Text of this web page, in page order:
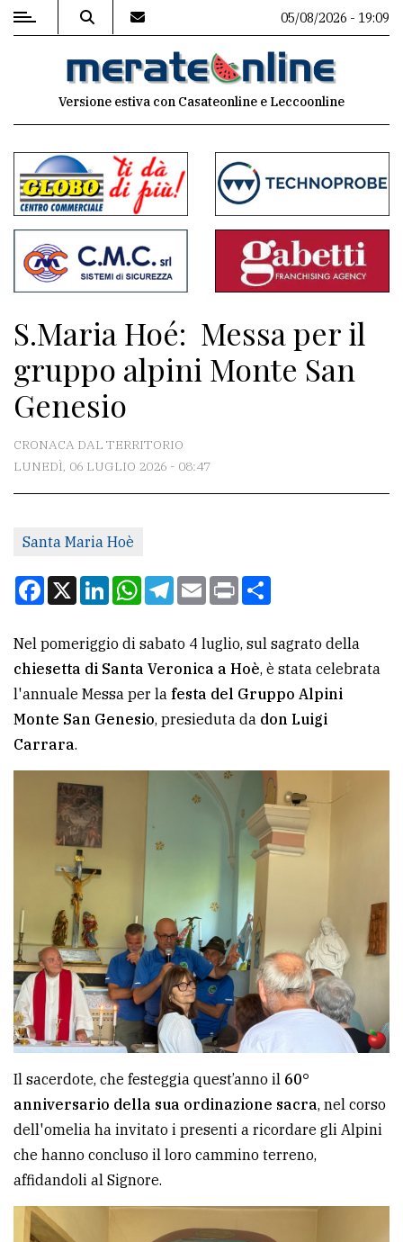
MENU
commenti
Contenuti
del
sito
Associazioni
Meteo
CONTATTI
Scrivici
Per
la
pubblicità
CERCA
Cerca
comune
Ricerca
avanzata
LE
ALTRE
TESTATE
PRIVACY
Privacy
policy
policy
05/08/2026 - 19:09
Versione estiva con Casateonline e Leccoonline
S.Maria Hoé: Messa per il
gruppo alpini Monte San
Genesio
CRONACA DAL TERRITORIO
LUNEDÌ, 06 LUGLIO 2026 - 08:47
Santa Maria Hoè
Facebook
X LinkedInWhatsApp
Telegram
EmailPrint
Nel pomeriggio di sabato 4 luglio, sul sagrato della
chiesetta di Santa Veronica a Hoè, è stata celebrata
l'annuale Messa per la festa del Gruppo Alpini
Monte San Genesio, presieduta da don Luigi
Carrara.
Il sacerdote, che festeggia quest’anno il 60°
anniversario della sua ordinazione sacra, nel corso
dell'omelia ha invitato i presenti a ricordare gli Alpini
che hanno concluso il loro cammino terreno,
affidandoli al Signore.